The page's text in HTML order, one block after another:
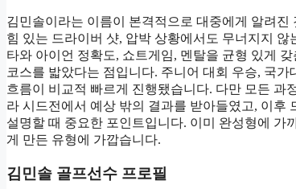
김민솔이라는 이름이 본격적으로 대중에게 알려
힘 있는 드라이버 샷, 압박 상황에서도 무너지지
타와 아이언 정확도, 쇼트게임, 멘탈을 균형 있게
코스를 밟았다는 점입니다. 주니어 대회 우승, 국
흐름이 비교적 빠르게 진행됐습니다. 다만 모든 과
라 시드전에서 예상 밖의 결과를 받아들였고, 이후
설명할 때 중요한 포인트입니다. 이미 완성형에 가
게 만든 유형에 가깝습니다.
김민솔 골프선수 프로필